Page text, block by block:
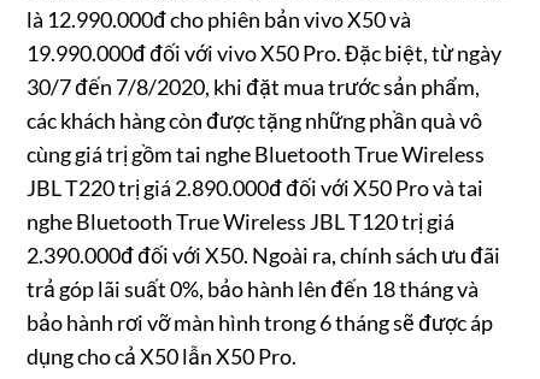
là 12.990.000đ cho phiên bản vivo X50 và
19.990.000đ đối với vivo X50 Pro. Đặc biệt, từ ngày
30/7 đến 7/8/2020, khi đặt mua trước sản phẩm,
các khách hàng còn được tặng những phần quà vô
cùng giá trị gồm tai nghe Bluetooth True Wireless
JBL T220 trị giá 2.890.000đ đối với X50 Pro và tai
nghe Bluetooth True Wireless JBL T120 trị giá
2.390.000đ đối với X50. Ngoài ra, chính sách ưu đãi
trả góp lãi suất 0%, bảo hành lên đến 18 tháng và
bảo hành rơi vỡ màn hình trong 6 tháng sẽ được áp
dụng cho cả X50 lẫn X50 Pro.